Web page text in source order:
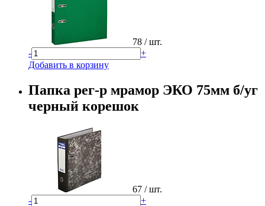
78 / шт.
-
+
Добавить в корзину
Папка рег-р мрамор ЭКО 75мм б/уг
черный корешок
67 / шт.
-
+